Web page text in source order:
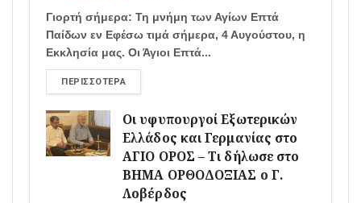
Γιορτή σήμερα: Τη μνήμη των Αγίων Επτά
Παίδων εν Εφέσω τιμά σήμερα, 4 Αυγούστου, η
Εκκλησία μας. Οι Άγιοι Επτά...
ΠΕΡΙΣΣΌΤΕΡΑ
Οι υφυπουργοί Εξωτερικών
Ελλάδος και Γερμανίας στο
ΑΓΙΟ ΟΡΟΣ – Τι δήλωσε στο
ΒΗΜΑ ΟΡΘΟΔΟΞΙΑΣ ο Γ.
Λοβέρδος